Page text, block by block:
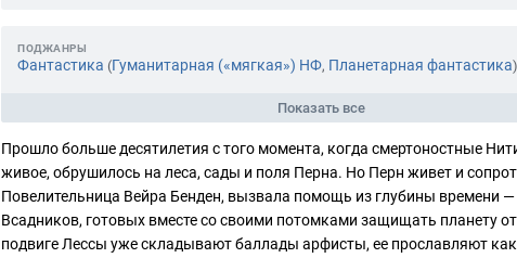
ПОДЖАНРЫ
Фантастика (Гуманитарная («мягкая») НФ, Планетарная фантастика)
Показать все
Прошло больше десятилетия с того момента, когда смертоностные
живое, обрушилось на леса, сады и поля Перна. Но Перн живет и
Повелительница Вейра Бенден, вызвала помощь из глубины времени —
Всадников, готовых вместе со своими потомками защищать планету
подвиге Лессы уже складывают баллады арфисты, ее прославляют